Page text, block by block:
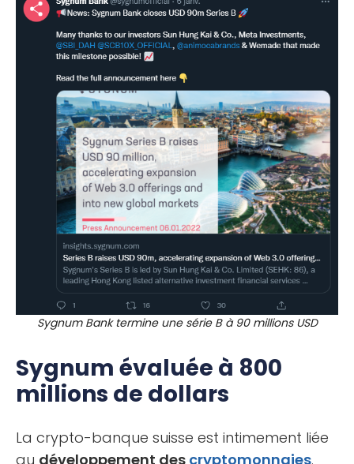
Sygnum Bank termine une série B à 90 millions USD
Sygnum évaluée à 800
millions de dollars
La crypto-banque suisse est intimement liée
au développement des cryptomonnaies.